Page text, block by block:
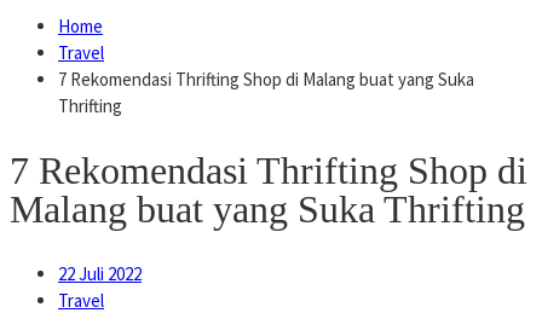
Home
Travel
7 Rekomendasi Thrifting Shop di Malang buat yang Suka
Thrifting
7 Rekomendasi Thrifting Shop di
Malang buat yang Suka Thrifting
22 Juli 2022
Travel